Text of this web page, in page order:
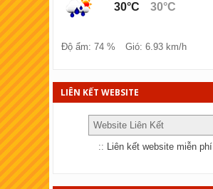
XSKT Lào cai
XSKT Bắc Ninh
XSKT Bến Tre
30°C 30°C
Độ ẩm: 74 % Gió: 6.93 km/h
LIÊN KẾT WEBSITE
:: Liên kết website miễn phí